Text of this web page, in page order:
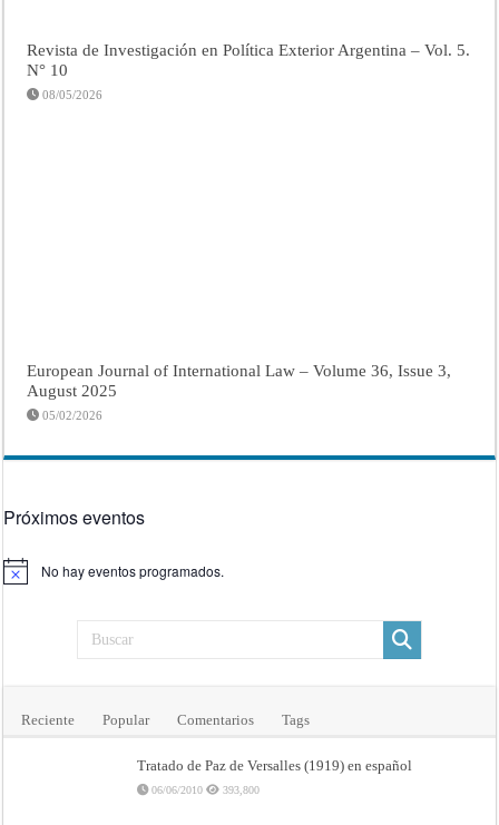
Revista de Investigación en Política Exterior Argentina – Vol. 5.
N° 10
08/05/2026
European Journal of International Law – Volume 36, Issue 3,
August 2025
05/02/2026
Próximos eventos
Aviso No hay eventos programados.
Reciente Popular Comentarios Tags
Tratado de Paz de Versalles (1919) en español
06/06/2010 393,800